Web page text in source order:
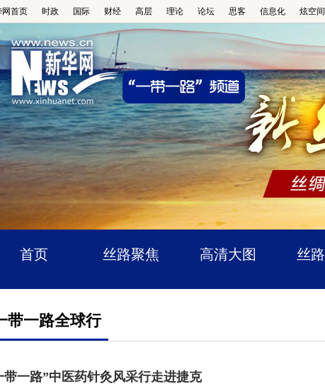
网首页 时政 国际 财经 高层 理论 论坛 思客 信息化 炫空间
首页 丝路聚焦 高清大图 丝
带一路全球行
带一路”中医药针灸风采行走进捷克